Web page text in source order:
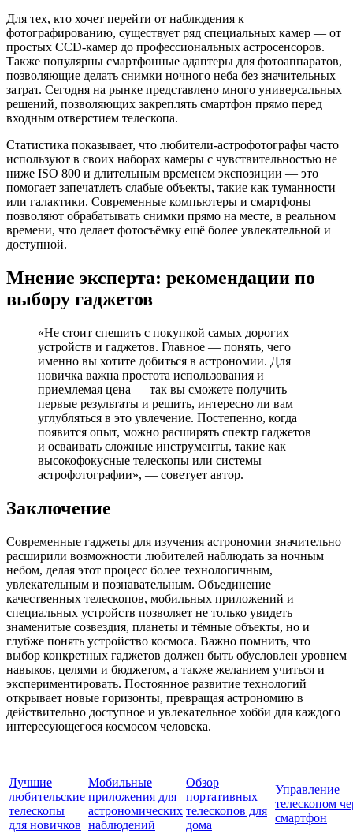
Для тех, кто хочет перейти от наблюдения к
фотографированию, существует ряд специальных камер — от
простых CCD-камер до профессиональных астросенсоров.
Также популярны смартфонные адаптеры для фотоаппаратов,
позволяющие делать снимки ночного неба без значительных
затрат. Сегодня на рынке представлено много универсальных
решений, позволяющих закреплять смартфон прямо перед
входным отверстием телескопа.
Статистика показывает, что любители-астрофотографы часто
используют в своих наборах камеры с чувствительностью не
ниже ISO 800 и длительным временем экспозиции — это
помогает запечатлеть слабые объекты, такие как туманности
или галактики. Современные компьютеры и смартфоны
позволяют обрабатывать снимки прямо на месте, в реальном
времени, что делает фотосъёмку ещё более увлекательной и
доступной.
Мнение эксперта: рекомендации по
выбору гаджетов
«Не стоит спешить с покупкой самых дорогих
устройств и гаджетов. Главное — понять, чего
именно вы хотите добиться в астрономии. Для
новичка важна простота использования и
приемлемая цена — так вы сможете получить
первые результаты и решить, интересно ли вам
углубляться в это увлечение. Постепенно, когда
появится опыт, можно расширять спектр гаджетов
и осваивать сложные инструменты, такие как
высокофокусные телескопы или системы
астрофотографии», — советует автор.
Заключение
Современные гаджеты для изучения астрономии значительно
расширили возможности любителей наблюдать за ночным
небом, делая этот процесс более технологичным,
увлекательным и познавательным. Объединение
качественных телескопов, мобильных приложений и
специальных устройств позволяет не только увидеть
знаменитые созвездия, планеты и тёмные объекты, но и
глубже понять устройство космоса. Важно помнить, что
выбор конкретных гаджетов должен быть обусловлен уровнем
навыков, целями и бюджетом, а также желанием учиться и
экспериментировать. Постоянное развитие технологий
открывает новые горизонты, превращая астрономию в
действительно доступное и увлекательное хобби для каждого
интересующегося космосом человека.
Лучшие
любительские
телескопы
для новичков
Мобильные
приложения для
астрономических
наблюдений
Обзор
портативных
телескопов для
дома
Управление
телескопом
смартфон